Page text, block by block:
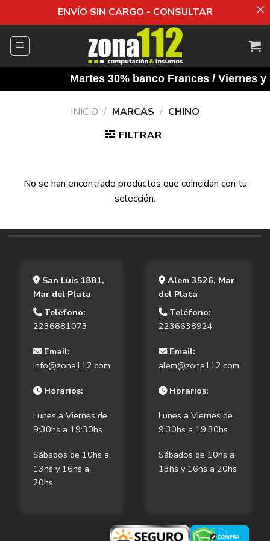
ENVÍO SIN CARGO - CONSULTAR
Martes 30% banco Frances / Viernes
INICIO / MARCAS / CHINO
FILTRAR
No se han encontrado productos que coincidan con tu
selección.
San Luis 1881,
Mar del Plata
Teléfono:
2236881073
Email:
info@zona112.com
Horarios:
Lunes a Viernes de
9:30hs a 19:30hs
Sábados de 10hs a
13hs y 16hs a
20hs
Alem 3526, Mar
del Plata
Teléfono:
2236638924
Email:
alem@zona112.com
Horarios:
Lunes a Viernes de
9:30hs a 19:30hs
Sábados de 10hs a
13hs y 16hs a 20hs